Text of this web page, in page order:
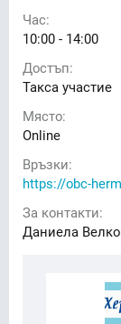
Час:
10:00 - 14:00
Достъп:
Такса участие
Място:
Online
Връзки:
https://obc-
За контакти:
Даниела